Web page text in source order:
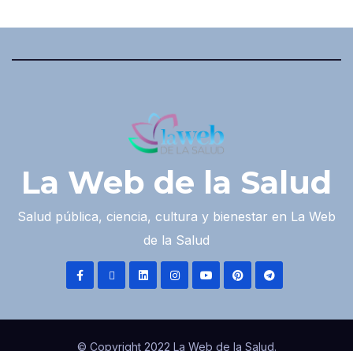
La Web de la Salud
Salud pública, ciencia, cultura y bienestar en La Web
de la Salud
© Copyright 2022 La Web de la Salud.